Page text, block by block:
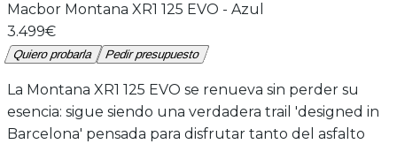
Macbor Montana XR1 125 EVO - Azul
3.499€
Quiero probarla Pedir presupuesto
La Montana XR1 125 EVO se renueva sin perder su
esencia: sigue siendo una verdadera trail 'designed in
Barcelona' pensada para disfrutar tanto del asfalto